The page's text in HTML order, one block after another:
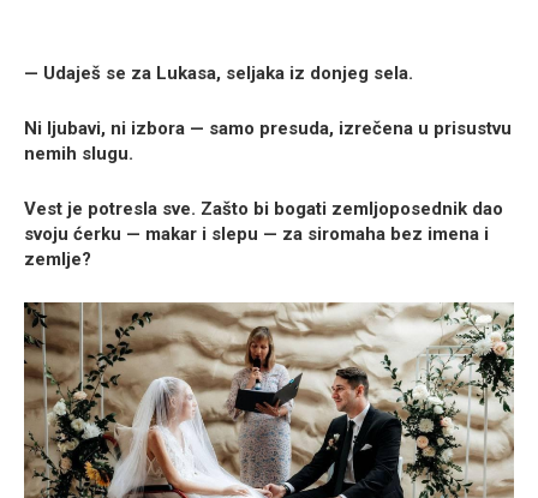
— Udaješ se za Lukasa, seljaka iz donjeg sela.
Ni ljubavi, ni izbora — samo presuda, izrečena u prisustvu
nemih slugu.
Vest je potresla sve. Zašto bi bogati zemljoposednik dao
svoju ćerku — makar i slepu — za siromaha bez imena i
zemlje?